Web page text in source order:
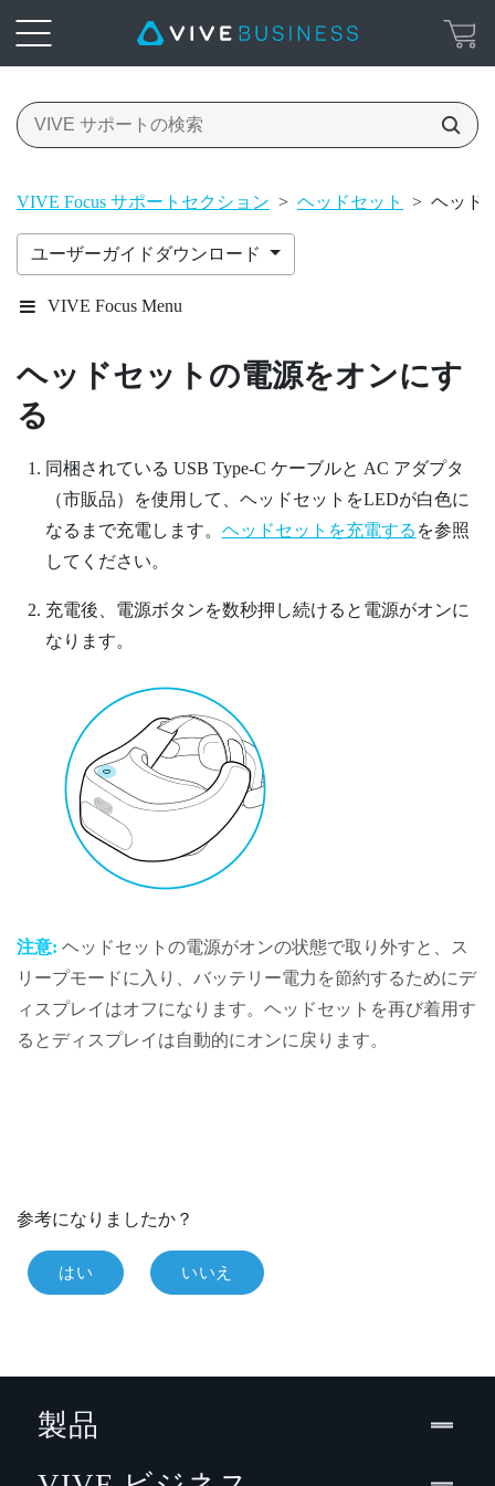
VIVE Focus サポートセクション > ヘッドセット > ヘッド
ユーザーガイドダウンロード
VIVE Focus Menu
ヘッドセット の電源をオンにす
る
同梱されている USB Type-C ケーブルと AC アダプタ
（市販品）を使用して、ヘッドセットをLEDが白色に
なるまで充電します。 ヘッドセットを充電する を参照
してください。
充電後、 電源ボタンを数秒押し続けると電源がオンに
なります。
注意: ヘッドセット の電源がオンの状態で取り外すと、ス
リープモードに入り、バッテリー電力を節約するためにデ
ィスプレイはオフになります。 ヘッドセット を再び着用す
るとディスプレイは自動的にオンに戻ります。
参考になりましたか？
はい いいえ
製品